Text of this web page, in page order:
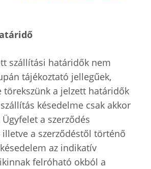
szállítási határidők nem
tájékoztató jellegűek,
törekszünk a jelzett határidők
késedelme csak akkor
a szerződés
a szerződéstől történő
az indikatív
felróható okból a